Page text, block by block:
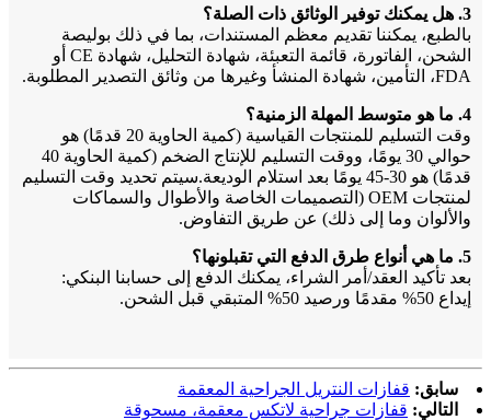
3. هل يمكنك توفير الوثائق ذات الصلة؟
بالطبع، يمكننا تقديم معظم المستندات، بما في ذلك بوليصة
الشحن، الفاتورة، قائمة التعبئة، شهادة التحليل، شهادة CE أو
FDA، التأمين، شهادة المنشأ وغيرها من وثائق التصدير المطلوبة.
4. ما هو متوسط ​​المهلة الزمنية؟
وقت التسليم للمنتجات القياسية (كمية الحاوية 20 قدمًا) هو
حوالي 30 يومًا، ووقت التسليم للإنتاج الضخم (كمية الحاوية 40
قدمًا) هو 30-45 يومًا بعد استلام الوديعة.سيتم تحديد وقت التسليم
لمنتجات OEM (التصميمات الخاصة والأطوال والسماكات
والألوان وما إلى ذلك) عن طريق التفاوض.
5. ما هي أنواع طرق الدفع التي تقبلونها؟
بعد تأكيد العقد/أمر الشراء، يمكنك الدفع إلى حسابنا البنكي:
إيداع 50% مقدمًا ورصيد 50% المتبقي قبل الشحن.
سابق: قفازات النتريل الجراحية المعقمة
التالي: قفازات جراحية لاتكس معقمة، مسحوقة